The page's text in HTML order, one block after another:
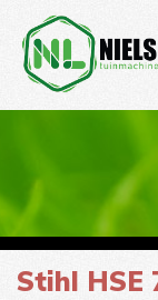
Stihl HSE